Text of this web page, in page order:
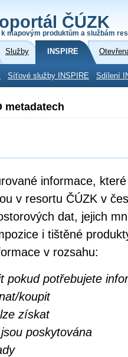
ČÚZK
mapovým produktům a službám
Služby INSPIRE
Síťové služby INSPIRE Sdílení
metadatech
informace,
v resortu ČÚZK v
dat, jejich
i tištěné
v rozsahu:
pokud potřebujete
koupit
získat
poskytována